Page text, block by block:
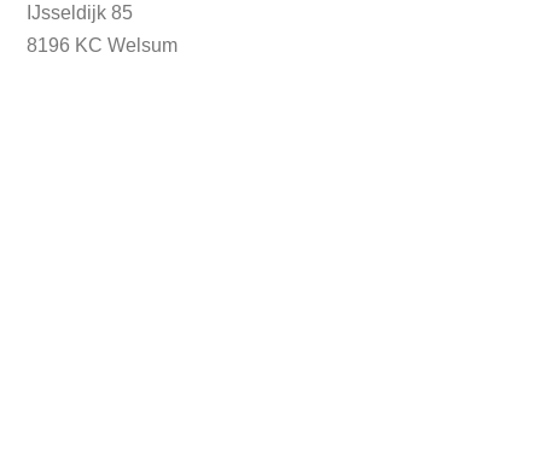
IJsseldijk 85
8196 KC Welsum